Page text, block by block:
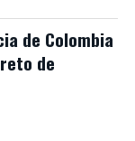
de Colombia
de